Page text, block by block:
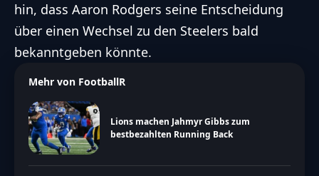
hin, dass Aaron Rodgers seine Entscheidung
über einen Wechsel zu den Steelers bald
bekanntgeben könnte.
Mehr von FootballR
Lions machen Jahmyr Gibbs zum
bestbezahlten Running Back